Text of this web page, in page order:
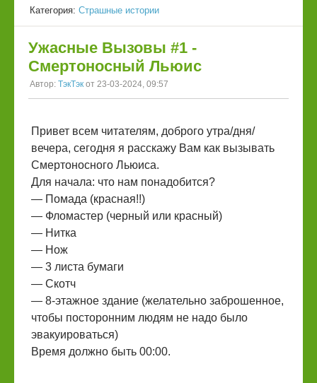
Категория: Страшные истории
Ужасные Вызовы #1 -
Смертоносный Льюис
Автор: ТэкТэк от 23-03-2024, 09:57
Привет всем читателям, доброго утра/дня/
вечера, сегодня я расскажу Вам как вызывать
Смертоносного Льюиса.
Для начала: что нам понадобится?
— Помада (красная!!)
— Фломастер (черный или красный)
— Нитка
— Нож
— 3 листа бумаги
— Скотч
— 8-этажное здание (желательно заброшенное,
чтобы посторонним людям не надо было
эвакуироваться)
Время должно быть 00:00.